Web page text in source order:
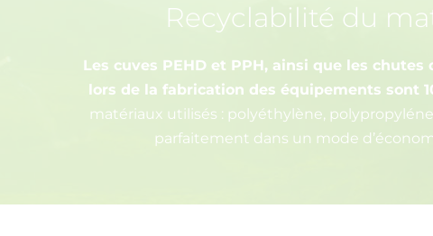
Recyclabilité du
Les cuves PEHD et PPH, ainsi que les
lors de la fabrication des équipements sont
matériaux utilisés : polyéthylène,
parfaitement dans un mode